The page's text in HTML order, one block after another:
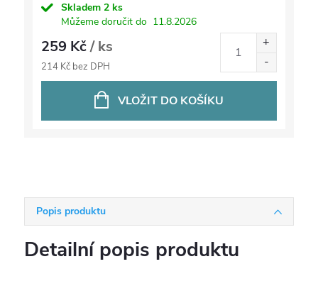
Skladem 2 ks
Můžeme doručit do 11.8.2026
259 Kč/ ks
214 Kč bez DPH
VLOŽIT DO KOŠÍKU
Popis produktu
Detailní popis produktu